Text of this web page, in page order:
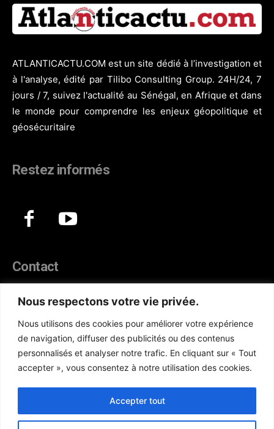
Nous respectons votre vie privée.
Nous utilisons des cookies pour améliorer votre expérience
de navigation, diffuser des publicités ou des contenus
personnalisés et analyser notre trafic. En cliquant sur « Tout
accepter », vous consentez à notre utilisation des cookies.
Accepter tout
ATLANTICACTU.COM est un site dédié à l’investigation et
à l'analyse, édité par Tilibo Consulting Group. 24H/24, 7
jours / 7, suivez l'actualité au Sénégal, en Afrique et dans
le monde pour comprendre les enjeux géopolitique et
géosécuritaire
Restez informés
Contact
Téléphone :(+221) 70 330 86 87‬
WhatsApp : (+33) 6 52 17 85 46
E-mail : redaction@atlanticactu.com
E-mail : commercial@atlanticactu.com
Nous écrire Qui sommes-nous ?